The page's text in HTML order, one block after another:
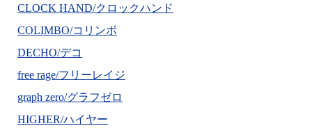
CLOCK HAND/クロックハンド
COLIMBO/コリンボ
DECHO/デコ
free rage/フリーレイジ
graph zero/グラフゼロ
HIGHER/ハイヤー